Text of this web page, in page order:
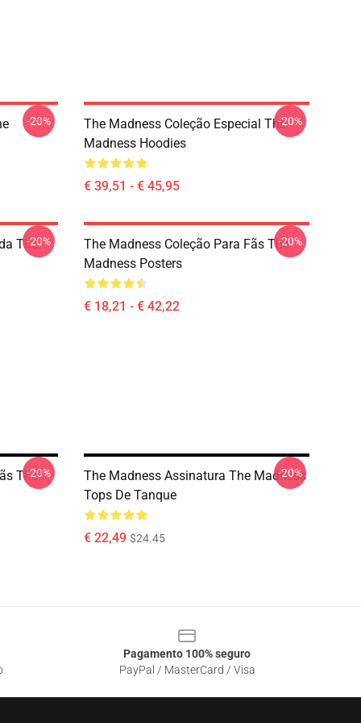
-20%
The Madness Coleção Especial The
Madness Hoodies
€ 39,51 - € 45,95
-20%
The-20%
The Madness Coleção Para Fãs The
Madness Posters
€ 18,21 - € 42,22
-20%
The-20%
The Madness Assinatura The Madness
Tops De Tanque
€ 22,49 $24.45
-20%
Pagamento 100% seguro
PayPal / MasterCard / Visa